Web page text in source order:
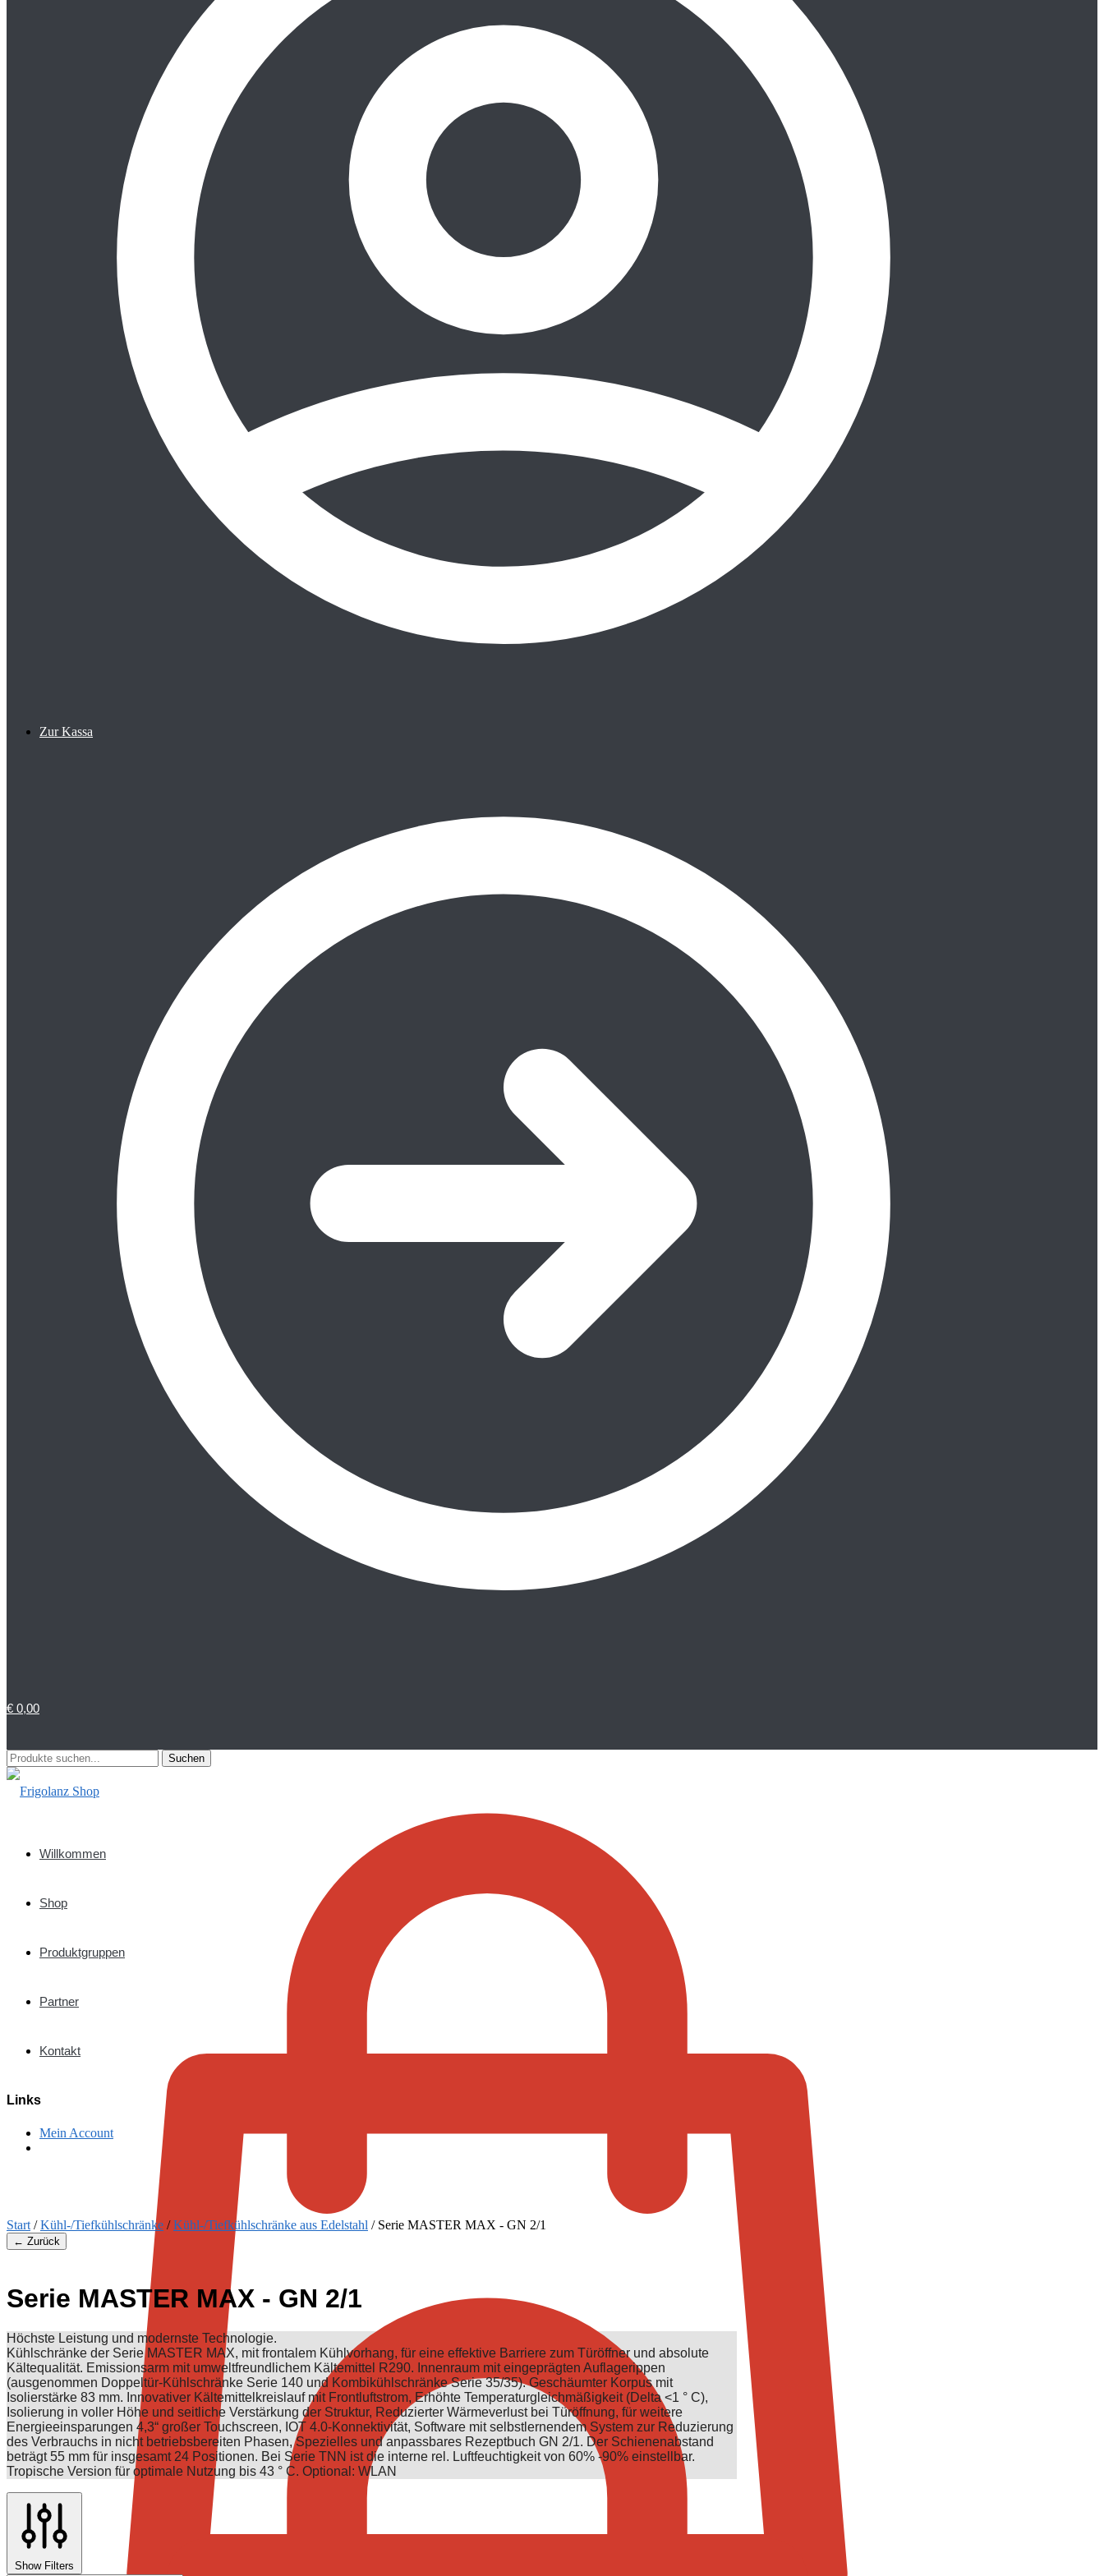
Zur Kassa
€ 0,00
Suchen
nach:
Suchen
Willkommen
Shop
Produktgruppen
Partner
Kontakt
Links
Mein Account
Start /Kühl-/Tiefkühlschränke /Kühl-/Tiefkühlschränke aus Edelstahl / Serie MASTER MAX - GN 2/1
← Zurück
Serie MASTER MAX - GN 2/1
Höchste Leistung und modernste Technologie.
Kühlschränke der Serie MASTER MAX, mit frontalem Kühlvorhang, für eine effektive Barriere zum Türöffner und absolute
Kältequalität. Emissionsarm mit umweltfreundlichem Kältemittel R290. Innenraum mit eingeprägten Auflagerippen
(ausgenommen Doppeltür-Kühlschränke Serie 140 und Kombikühlschränke Serie 35/35). Geschäumter Korpus mit
Isolierstärke 83 mm. Innovativer Kältemittelkreislauf mit Frontluftstrom, Erhöhte Temperaturgleichmäßigkeit (Delta <1 ° C),
Isolierung in voller Höhe und seitliche Verstärkung der Struktur, Reduzierter Wärmeverlust bei Türöffnung, für weitere
Energieeinsparungen 4,3“ großer Touchscreen, IOT 4.0-Konnektivität, Software mit selbstlernendem System zur Reduzierung
des Verbrauchs in nicht betriebsbereiten Phasen, Spezielles und anpassbares Rezeptbuch GN 2/1. Der Schienenabstand
beträgt 55 mm für insgesamt 24 Positionen. Bei Serie TNN ist die interne rel. Luftfeuchtigkeit von 60% -90% einstellbar.
Tropische Version für optimale Nutzung bis 43 ° C. Optional: WLAN
Show Filters